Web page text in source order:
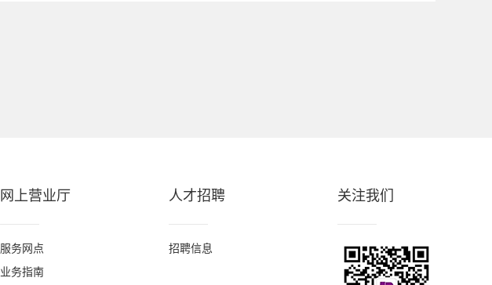
网上营业厅
服务网点
业务指南
人才招聘
招聘信息
关注我们